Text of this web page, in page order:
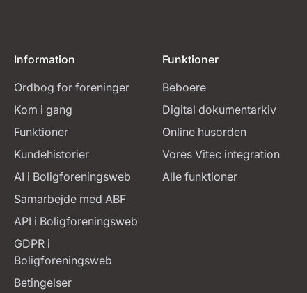
Information
Ordbog for foreninger
Kom i gang
Funktioner
Kundehistorier
AI i Boligforeningsweb
Samarbejde med ABF
API i Boligforeningsweb
GDPR i
Boligforeningsweb
Betingelser
Funktioner
Beboere
Digital dokumentarkiv
Online husorden
Vores Vitec integration
Alle funktioner